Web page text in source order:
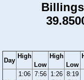
Day
High
Low
High
Low
1:06 7:56
1:26 8:19